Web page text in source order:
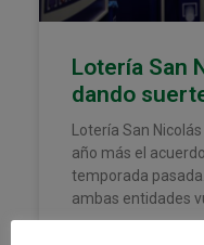
Lotería San
dando
Lotería San
año más el
temporada
ambas entidades